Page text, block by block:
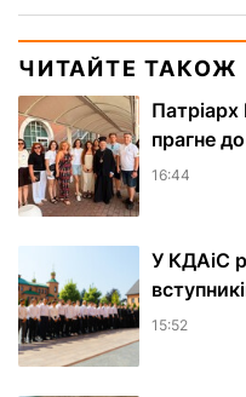
ЧИТАЙТЕ ТАКОЖ
прагне
16:44
У КДАіС
15:52